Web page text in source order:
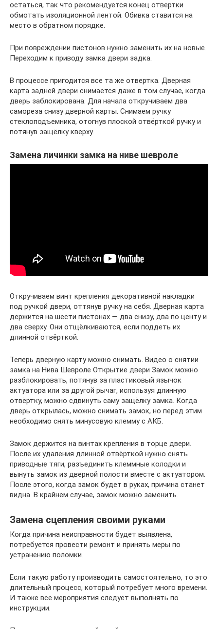
остаться, так что рекомендуется конец отвертки
обмотать изоляционной лентой. Обивка ставится на
место в обратном порядке.
При повреждении пистонов нужно заменить их на новые.
Переходим к приводу замка двери задка.
В процессе пригодится все та же отвертка. Дверная
карта задней двери снимается даже в том случае, когда
дверь заблокирована. Для начала откручиваем два
самореза снизу дверной карты. Снимаем ручку
стеклоподъемника, отогнув плоской отвёрткой ручку и
потянув защёлку кверху.
Замена личинки замка на ниве шевроле
Откручиваем винт крепления декоративной накладки
под ручкой двери, оттянув ручку на себя. Дверная карта
держится на шести пистонах — два снизу, два по центу и
два сверху. Они отщёлкиваются, если поддеть их
длинной отвёрткой.
Теперь дверную карту можно снимать. Видео о снятии
замка на Нива Шевроле Открытие двери Замок можно
разблокировать, потянув за пластиковый язычок
актуатора или за другой рычаг, используя длинную
отвёртку, можно сдвинуть саму защёлку замка. Когда
дверь открылась, можно снимать замок, но перед этим
необходимо снять минусовую клемму с АКБ.
Замок держится на винтах крепления в торце двери.
После их удаления длинной отвёрткой нужно снять
приводные тяги, разъединить клеммные колодки и
вынуть замок из дверной полости вместе с актуатором.
После этого, когда замок будет в руках, причина станет
видна. В крайнем случае, замок можно заменить.
Замена сцепления своими руками
Когда причина неисправности будет выявлена,
потребуется провести ремонт и принять меры по
устранению поломки.
Если такую работу производить самостоятельно, то это
длительный процесс, который потребует много времени.
И также все мероприятия следует выполнять по
инструкции.